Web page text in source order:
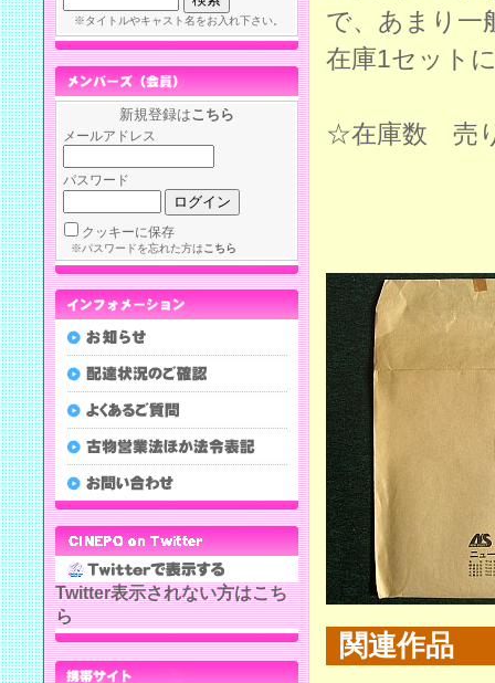
で、あまり一
在庫1セット
☆在庫数 売
関連作品
※タイトルやキャスト名をお入れ下さい。
新規登録はこちら
メールアドレス
パスワード
クッキーに保存
※パスワードを忘れた方はこちら
Twitter表示されない方はこち
ら